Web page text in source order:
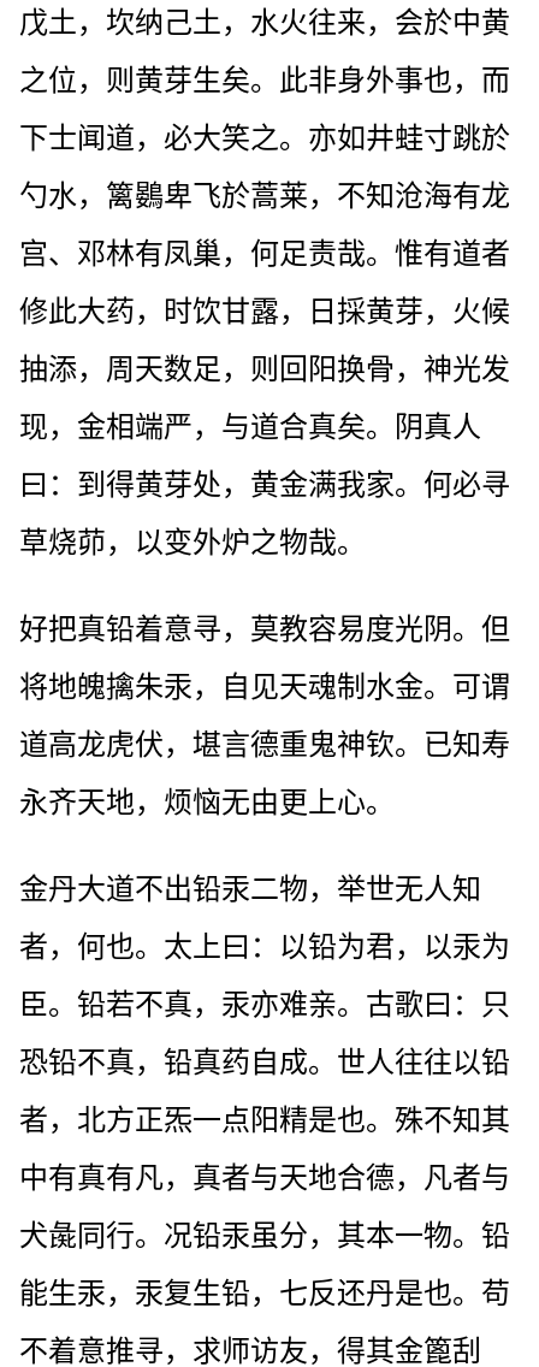
戊土，坎纳己土，水火往来，会於中黄
之位，则黄芽生矣。此非身外事也，而
下士闻道，必大笑之。亦如井蛙寸跳於
勺水，篱鷃卑飞於蒿莱，不知沧海有龙
宫、邓林有凤巢，何足责哉。惟有道者
修此大药，时饮甘露，日採黄芽，火候
抽添，周天数足，则回阳换骨，神光发
现，金相端严，与道合真矣。阴真人
曰：到得黄芽处，黄金满我家。何必寻
草烧茆，以变外炉之物哉。
好把真铅着意寻，莫教容易度光阴。但
将地魄擒朱汞，自见天魂制水金。可谓
道高龙虎伏，堪言德重鬼神钦。已知寿
永齐天地，烦恼无由更上心。
金丹大道不出铅汞二物，举世无人知
者，何也。太上曰：以铅为君，以汞为
臣。铅若不真，汞亦难亲。古歌曰：只
恐铅不真，铅真药自成。世人往往以铅
者，北方正炁一点阳精是也。殊不知其
中有真有凡，真者与天地合德，凡者与
犬彘同行。况铅汞虽分，其本一物。铅
能生汞，汞复生铅，七反还丹是也。苟
不着意推寻，求师访友，得其金篦刮